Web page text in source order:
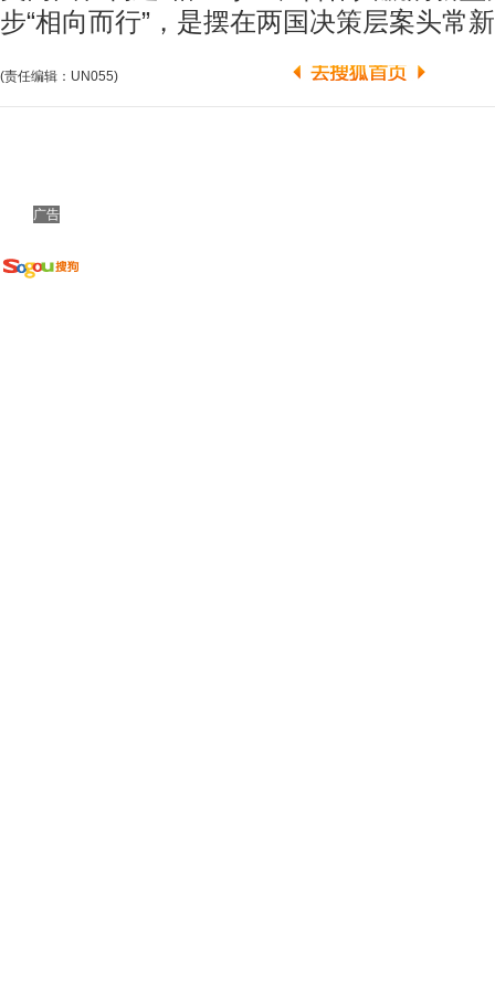
步“相向而行”，是摆在两国决策层案头常
(责任编辑：UN055)
广告